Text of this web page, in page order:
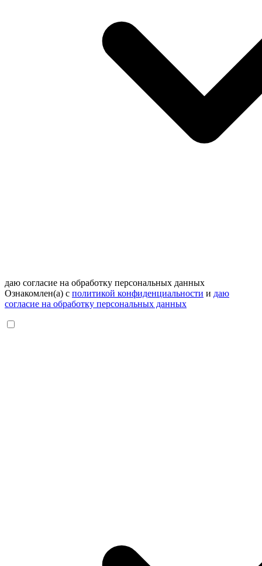
даю согласие на обработку персональных данных
Ознакомлен(а) с политикой конфиденциальности и даю
согласие на обработку персональных данных